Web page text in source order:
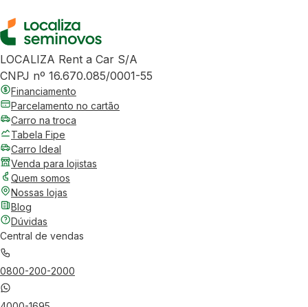
LOCALIZA Rent a Car S/A
CNPJ nº 16.670.085/0001-55
Financiamento
Parcelamento no cartão
Carro na troca
Tabela Fipe
Carro Ideal
Venda para lojistas
Quem somos
Nossas lojas
Blog
Dúvidas
Central de vendas
0800-200-2000